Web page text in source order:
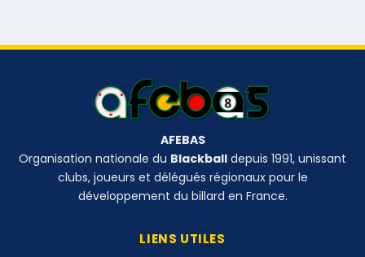
AFEBAS
Organisation nationale du Blackball depuis 1991, unissant
clubs, joueurs et délégués régionaux pour le
développement du billard en France.
LIENS UTILES